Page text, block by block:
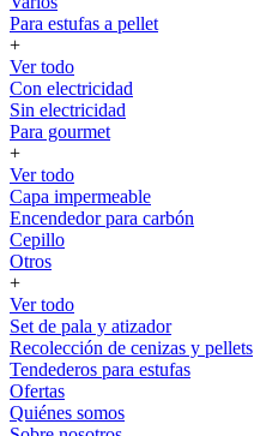
Para estufas a pellet
+
Ver todo
Con electricidad
Sin electricidad
Para gourmet
+
Ver todo
Capa impermeable
Encendedor para carbón
Cepillo
Otros
+
Ver todo
Set de pala y atizador
Recolección de cenizas y pellets
Tendederos para estufas
Ofertas
Quiénes somos